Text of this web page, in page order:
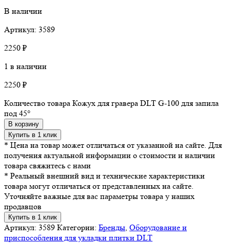
В наличии
Артикул: 3589
2250 ₽
1 в наличии
2250 ₽
Количество товара Кожух для гравера DLT G-100 для запила
под 45°
В корзину
Купить в 1 клик
* Цена на товар может отличаться от указанной на сайте. Для
получения актуальной информации о стоимости и наличии
товара свяжитесь с нами
* Реальный внешний вид и технические характеристики
товара могут отличаться от представленных на сайте.
Уточняйте важные для вас параметры товара у наших
продавцов
Купить в 1 клик
Артикул: 3589 Категории: Бренды Оборудование и
приспособления для укладки плитки DLT